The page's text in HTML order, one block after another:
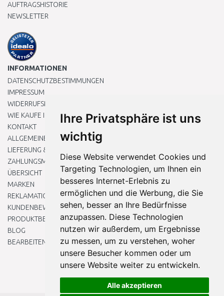
Ihre Privatsphäre ist uns
wichtig
Diese Website verwendet Cookies und
Targeting Technologien, um Ihnen ein
besseres Internet-Erlebnis zu
ermöglichen und die Werbung, die Sie
sehen, besser an Ihre Bedürfnisse
anzupassen. Diese Technologien
nutzen wir außerdem, um Ergebnisse
zu messen, um zu verstehen, woher
unsere Besucher kommen oder um
unsere Website weiter zu entwickeln.
Alle akzeptieren
AUFTRAGSHISTORIE
NEWSLETTER
INFORMATIONEN
DATENSCHUTZBESTIMMUNGEN
IMPRESSUM
WIDERRUFSRECHT
WIE KAUFE ICH EIN?
KONTAKT
ALLGEMEINEN GESCHÄFTSBEDINGUNGEN
LIEFERUNG & ZAHLUNG
ZAHLUNGSMETHODEN
ÜBERSICHT
MARKEN
REKLAMATIONEN UND RETOUREN
KUNDENBEWERTUNG
PRODUKTBEWERTUNG
BLOG
BEARBEITEN SIE MEINE COOKIE-EINSTELLUNGEN